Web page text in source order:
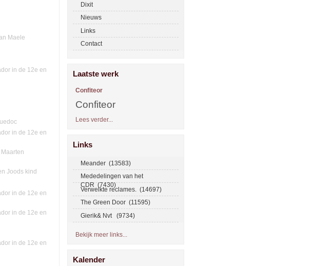
Maele
in de 12e en
in de 12e en
Joods kind
in de 12e en
in de 12e en
in de 12e en
Dixit
Nieuws
Links
Contact
Laatste werk
Confiteor
Confiteor
Lees verder...
Links
Meander (13583)
Mededelingen van het
CDR (7430)
Verwelkte reclames. (14697)
The Green Door (11595)
Gierik& Nvt (9734)
Bekijk meer links...
Kalender